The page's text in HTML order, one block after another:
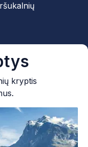
kryptis